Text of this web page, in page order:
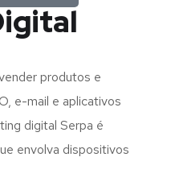
produtos e
e-mail e aplicativos
digital Serpa é
envolva dispositivos